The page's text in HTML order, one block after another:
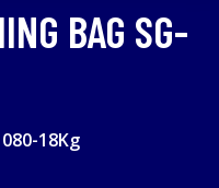
BAG SG-
18Kg